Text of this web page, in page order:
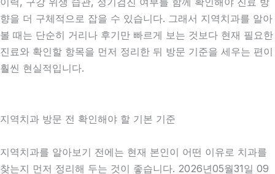
향을 더 구체적으로 잡을 수 있습니다. 그래서 지역치과를 알아
볼 때는 단순히 거리나 후기만 빠르게 보는 것보다 현재 필요한
진료와 확인할 항목을 먼저 정리한 뒤 방문 기준을 세우는 편이
훨씬 현실적입니다.
지역치과 방문 전 확인해야 할 기본 기준
지역치과를 알아보기 전에는 현재 본인이 어떤 이유로 치과를
찾는지 먼저 정리해 두는 것이 좋습니다. 2026년05월31일 09